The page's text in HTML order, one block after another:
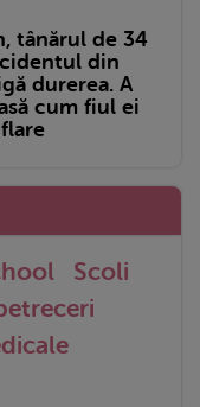
tânărul de 34
din
durerea. A
cum fiul ei
Scoli